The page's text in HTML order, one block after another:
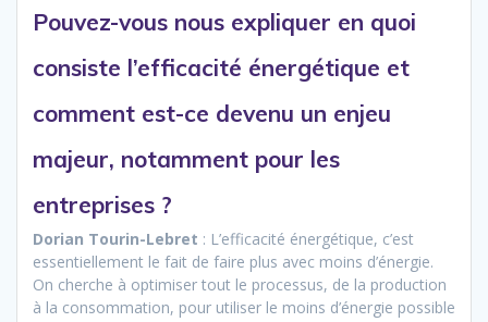
Pouvez-vous nous expliquer en quoi
consiste l’efficacité énergétique et
comment est-ce devenu un enjeu
majeur, notamment pour les
entreprises ?
Dorian Tourin-Lebret : L’efficacité énergétique, c’est
essentiellement le fait de faire plus avec moins d’énergie.
On cherche à optimiser tout le processus, de la production
à la consommation, pour utiliser le moins d’énergie possible